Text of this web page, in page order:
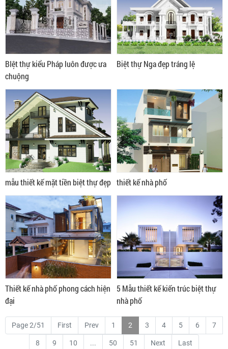
BIệt thự kiểu Pháp luôn được ưa
chuộng
Biệt thự Nga đẹp tráng lệ
mẫu thiết kế mặt tiền biệt thự đẹp thiết kế nhà phố
Thiết kế nhà phố phong cách hiện
đại
5 Mẫu thiết kế kiến trúc biệt thự
nhà phố
Page 2/51 First Prev 1 2 3 4 5 6 7
8 9 10 ... 50 51 Next Last